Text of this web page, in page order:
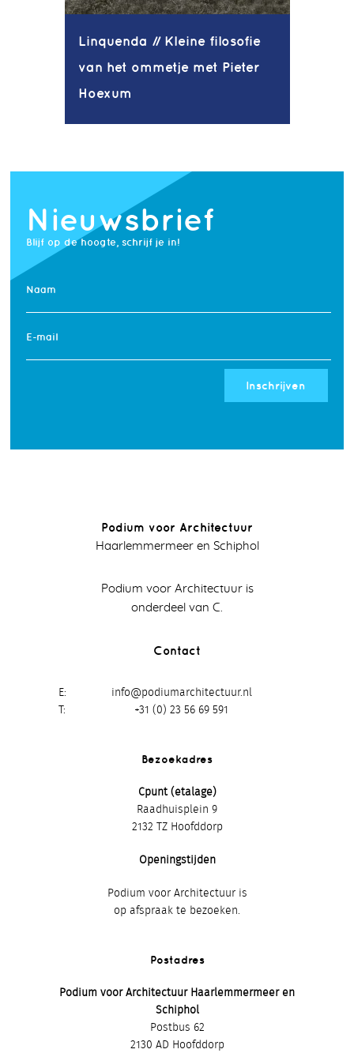
Linquenda // Kleine filosofie
van het ommetje met Pieter
Hoexum
Nieuwsbrief
Blijf op de hoogte, schrijf je in!
Naam
E-mail
Inschrijven
Podium voor Architectuur
Haarlemmermeer en Schiphol
Podium voor Architectuur is
onderdeel van C.
Contact
E
info@podiumarchitectuur.nl
T
+31 (0) 23 56 69 591
Bezoekadres
Cpunt (etalage)
Raadhuisplein 9
2132 TZ Hoofddorp
Openingstijden
Podium voor Architectuur is
op afspraak te bezoeken.
Postadres
Podium voor Architectuur Haarlemmermeer en
Schiphol
Postbus 62
2130 AD Hoofddorp